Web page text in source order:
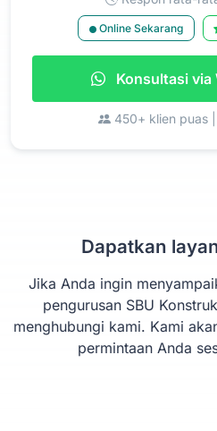
Online Sekarang
Konsultasi via
450+ klien puas |
Dapatkan
Jika Anda ingin
pengurusan SBU
menghubungi kami. Kami
permintaan Anda